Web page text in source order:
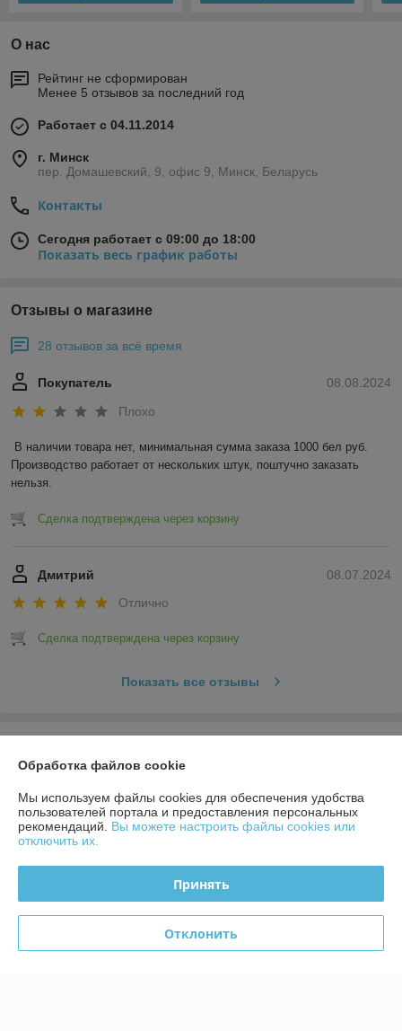
О нас
Рейтинг не сформирован
Менее 5 отзывов за последний год
Работает с 04.11.2014
г. Минск
пер. Домашевский, 9, офис 9, Минск, Беларусь
Контакты
Сегодня работает с 09:00 до 18:00
Показать весь график работы
Отзывы о магазине
28 отзывов за всё время
08.08.2024
Покупатель
Плохо
В наличии товара нет, минимальная сумма заказа 1000 бел руб.
Производство работает от нескольких штук, поштучно заказать
нельзя.
Сделка подтверждена через корзину
08.07.2024
Дмитрий
Отлично
Сделка подтверждена через корзину
Показать все отзывы
Доставка и оплата
График работы
Политика обработки cookies
Обработка файлов cookie
Мы используем файлы cookies для обеспечения удобства
пользователей портала и предоставления персональных
рекомендаций. Вы можете настроить файлы cookies или
отключить их.
Принять
Отклонить